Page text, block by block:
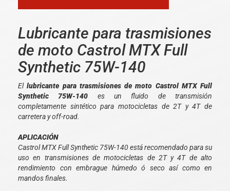
Lubricante para trasmisiones
de moto Castrol MTX Full
Synthetic 75W-140
Ellubricante para trasmisiones de moto Castrol MTX Full
Synthetic 75W-140 es un fluido de transmisión
completamente sintético para motocicletas de 2T y 4T de
carretera y off-road.
APLICACIÓN
Castrol MTX Full Synthetic 75W-140 está recomendado para su
uso en transmisiones de motocicletas de 2T y 4T de alto
rendimiento con embrague húmedo ó seco así como en
mandos finales.